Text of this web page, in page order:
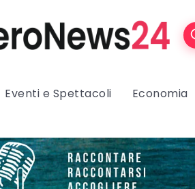
Eventi e Spettacoli Economia